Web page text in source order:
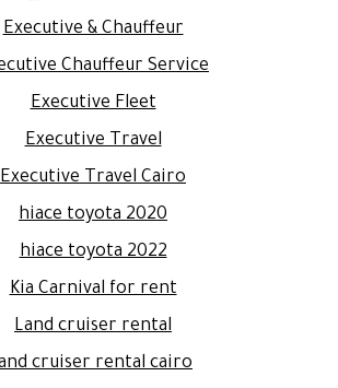
Executive & Chauffeur
Chauffeur Service
Executive Fleet
Executive Travel
Executive Travel Cairo
hiace toyota 2020
hiace toyota 2022
Kia Carnival for rent
Land cruiser rental
cruiser rental cairo